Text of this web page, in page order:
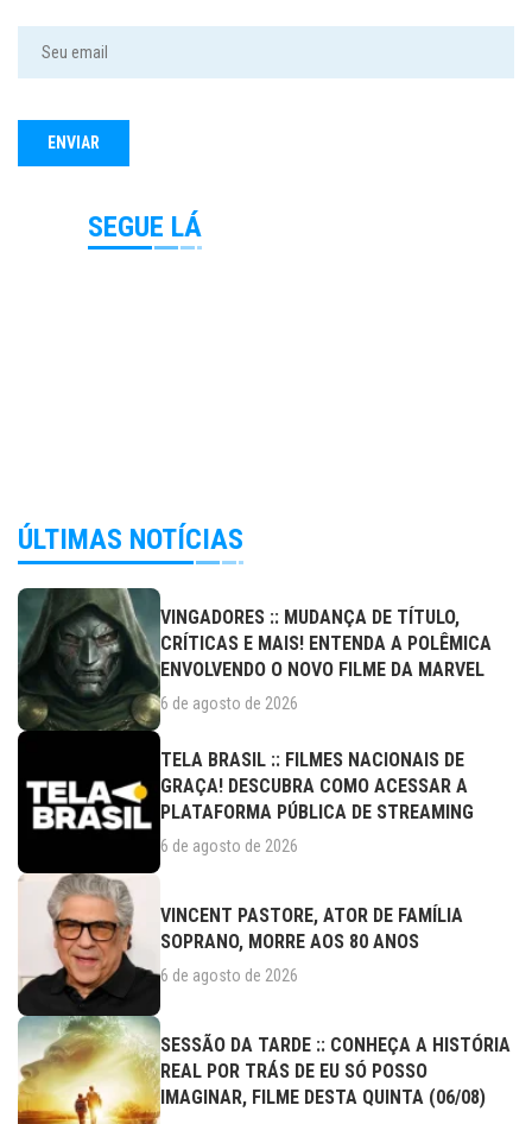
SEGUE LÁ
ÚLTIMAS NOTÍCIAS
VINGADORES :: MUDANÇA DE TÍTULO,
CRÍTICAS E MAIS! ENTENDA A POLÊMICA
ENVOLVENDO O NOVO FILME DA MARVEL
6 de agosto de 2026
TELA BRASIL :: FILMES NACIONAIS DE
GRAÇA! DESCUBRA COMO ACESSAR A
PLATAFORMA PÚBLICA DE STREAMING
6 de agosto de 2026
VINCENT PASTORE, ATOR DE FAMÍLIA
SOPRANO, MORRE AOS 80 ANOS
6 de agosto de 2026
SESSÃO DA TARDE :: CONHEÇA A HISTÓRIA
REAL POR TRÁS DE EU SÓ POSSO
IMAGINAR, FILME DESTA QUINTA (06/08)